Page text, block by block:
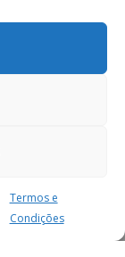
Termos e
Condições